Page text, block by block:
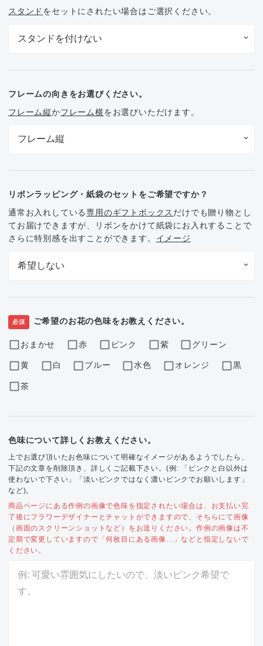
スタンド をセットにされたい場合はご選択ください。
フレームの向きをお選びください。
フレーム縦かフレーム横をお選びいただけます。
リボンラッピング・紙袋のセットをご希望ですか？
通常お入れしている専用のギフトボックス だけでも贈り物とし
てお届けできますが、リボンをかけて紙袋にお入れすることで
さらに特別感を出すことができます。 イメージ
必須 ご希望のお花の色味をお教えください。
おまかせ 赤 ピンク 紫 グリーン
黄 白 ブルー 水色 オレンジ 黒
茶
色味について詳しくお教えください。
上でお選び頂いたお色味について明確なイメージがあるようでしたら、
下記の文章を削除頂き、詳しくご記載下さい。(例: 「ピンクと白以外は
使わないで下さい」「淡いピンクではなく濃いピンクでお願いします」
など)。
商品ページにある作例の画像で色味を指定されたい場合は、お支払い完
了後にフラワーデザイナーとチャットができますので、そちらにて画像
（画面のスクリーンショットなど）をお送りください。作例の画像は不
定期で変更していますので「何枚目にある画像…」などと指定しないで
ください。